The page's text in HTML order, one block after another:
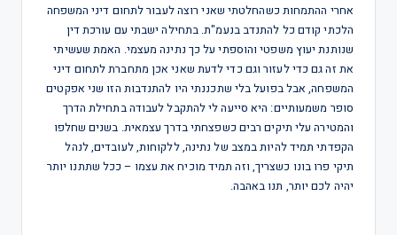
אחרי ההתמחות כשהחלטתי שאני רוצה לעבור לתחום דיני המשפחה
הלכתי קודם כל להתנדב בנעמ"ת. בתחילה ישבתי עם עורכת דין
שנותנת יעוץ משפטי והוספתי על כך נתינה מעצמי. האמת שעשיתי
את זה גם כדי לעזור וגם כדי לדעת שאני אכן מתחברת לתחום דיני
המשפחה, אבל בפועל בלי שתכננתי היו להתנדבות הזו שני אפקטים
סופר משמעותיים: היא סייעה לי להתקבל לעבודה בתחילת הדרך
והמטירה עלי תיקים רבים כשפצחתי בדרך עצמאית. בשנים שחלפו
הקפדתי תמיד להיות במצב של נתינה, ללקוחות, לעובדים, לנהל
תיקי פרו בונו כשצריך, וזה תמיד מוכיח את עצמו – ככל שתתנו יותר
יהיה לכם יותר, תנו באהבה.